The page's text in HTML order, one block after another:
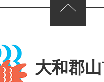
大和郡